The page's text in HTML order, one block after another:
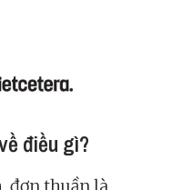
điều gì?
đơn thuần là